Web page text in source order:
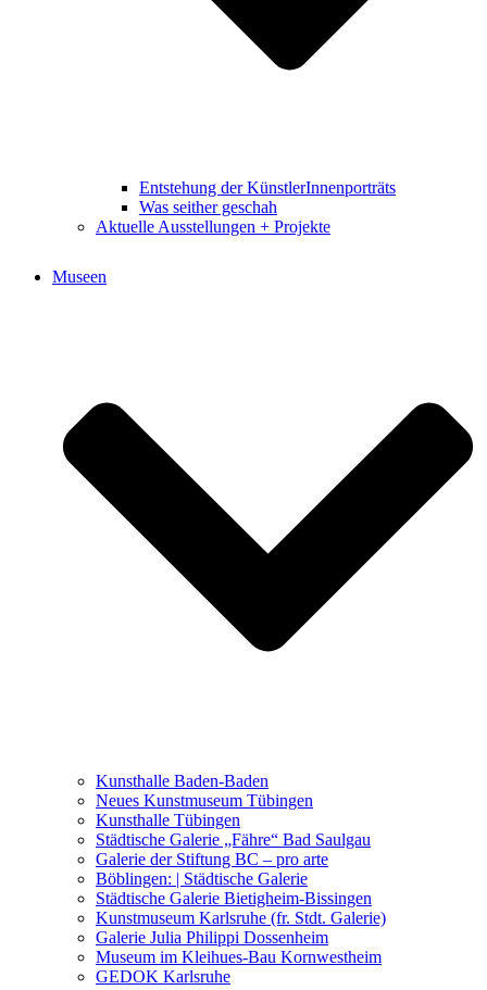
Entstehung der KünstlerInnenporträts
Was seither geschah
Aktuelle Ausstellungen + Projekte
Was seither geschah
Kunstwettbewerbe, Ausschreibungen für Künstler
Museen
Kunsthalle Baden-Baden
Neues Kunstmuseum Tübingen
Kunsthalle Tübingen
Städtische Galerie „Fähre“ Bad Saulgau
Galerie der Stiftung BC – pro arte
Böblingen: | Städtische Galerie
Städtische Galerie Bietigheim-Bissingen
Kunstmuseum Karlsruhe (fr. Stdt. Galerie)
Galerie Julia Philippi Dossenheim
Museum im Kleihues-Bau Kornwestheim
GEDOK Karlsruhe